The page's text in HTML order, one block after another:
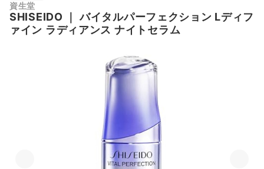
資生堂
SHISEIDO ｜バイタルパーフェクション Lディフ
ァイン ラディアンス ナイトセラム